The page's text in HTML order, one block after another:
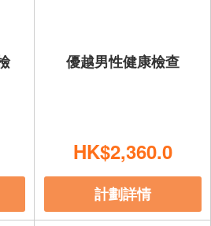
優越男性健康檢查
HK$2,360.0
計劃詳情